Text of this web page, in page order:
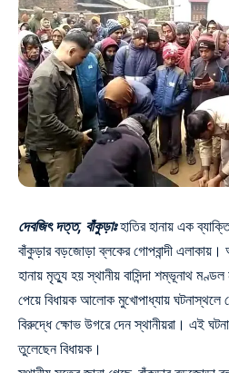
দেবজিৎ দত্ত, বাঁকুড়াঃহাতির হানায় এক
বাঁকুড়ার বড়জোড়া ব্লকের গোপবান্দী এলাকায়।
হানায় মৃত্যু হয় স্থানীয় বাসিন্দা শম্ভূনাথ মণ্ডল
পেয়ে বিধায়ক আলোক মুখোপাধ্যায় ঘটনাস্থলে
বিরুদ্ধে ক্ষোভ উগরে দেন স্থানীয়রা। এই
তুলেছেন বিধায়ক।